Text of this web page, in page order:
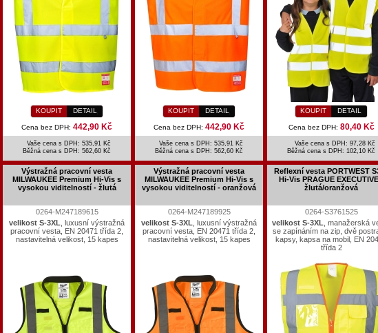
KOUPIT DETAIL
Cena bez DPH: 442,90 Kč
Vaše cena s DPH: 535,91 Kč
Běžná cena s DPH: 562,60 Kč
KOUPIT DETAIL
Cena bez DPH: 442,90 Kč
Vaše cena s DPH: 535,91 Kč
Běžná cena s DPH: 562,60 Kč
KOUPIT DETAIL
Cena bez DPH: 80,40 Kč
Vaše cena s DPH: 97,28 Kč
Běžná cena s DPH: 102,10 Kč
Výstražná pracovní vesta
MILWAUKEE Premium Hi-Vis s
vysokou viditelností - žlutá
0264-M247189615
velikost S-3XL , luxusní výstražná
pracovní vesta, EN 20471 třída 2,
nastavitelná velikost, 15 kapes
Výstražná pracovní vesta
MILWAUKEE Premium Hi-Vis s
vysokou viditelností - oranžová
0264-M247189925
velikost S-3XL , luxusní výstražná
pracovní vesta, EN 20471 třída 2,
nastavitelná velikost, 15 kapes
Reflexní vesta PORTWEST
Hi-Vis PRAGUE
žlutá/oranžová
0264-S3761525
velikost S-3XL , manažerská
se zapínáním na zip, dvě
kapsy, kapsa na mobil, EN
třída 2